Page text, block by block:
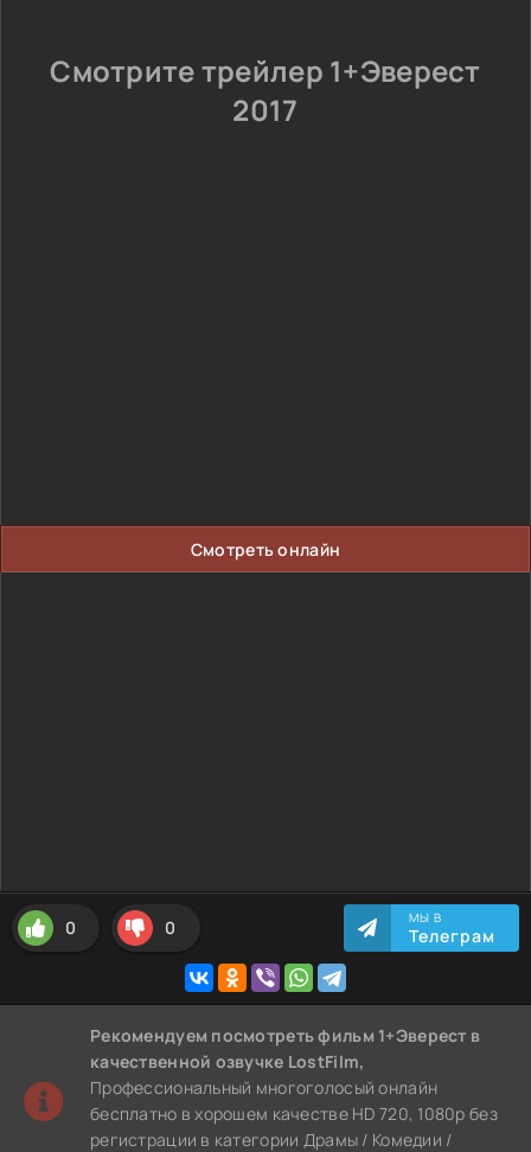
Смотрите трейлер 1+Эверест
2017
Смотреть онлайн
0 0 МЫ В
Телеграм
Рекомендуем посмотреть фильм 1+Эверест в
качественной озвучке LostFilm,
Профессиональный многоголосый онлайн
бесплатно в хорошем качестве HD 720, 1080p без
регистрации в категории Драмы / Комедии /